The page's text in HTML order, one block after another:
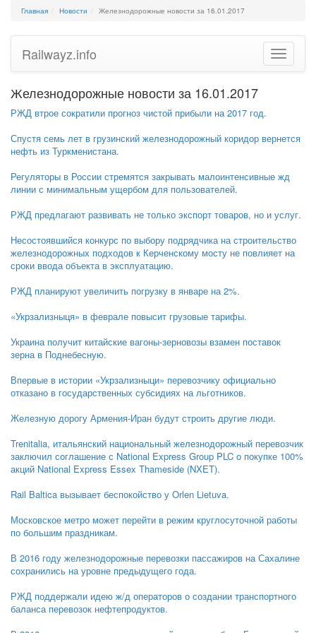
Главная Новости Железнодорожные новости за 16.01.2017
Toggle
Railwayz.info
Железнодорожные новости за 16.01.2017
РЖД втрое сократили прогноз чистой прибыли на 2017 год.
Спустя семь лет в грузинский железнодорожный коридор вернется
нефть из Туркменистана.
Регуляторы в России стремятся закрывать малоинтенсивные жд
линии с минимальным ущербом для пользователей.
РЖД предлагают развивать не только экспорт товаров, но и услуг.
Несостоявшийся конкурс по выбору подрядчика на строительство
железнодорожных подходов к Керченскому мосту не повлияет на
сроки ввода объекта в эксплуатацию.
РЖД планируют увеличить погрузку в январе на 2%.
«Укрзализныця» в феврале повысит грузовые тарифы.
Украина получит китайские вагоны-зерновозы взамен поставок
зерна в Поднебесную.
Впервые в истории «Укрзализныци» перевозчику официально
отказано в государственных субсидиях на льготников.
Железную дорогу Армения-Иран будут строить другие люди.
Trenitalia, итальянский национальный железнодорожный перевозчик
заключил соглашение с National Express Group PLC о покупке 100%
акций National Express Essex Thameside (NXET).
Rail Baltica вызывает беспокойство у Orlen Lietuva.
Московское метро может перейти в режим круглосуточной работы
по большим праздникам.
В 2016 году железнодорожные перевозки пассажиров на Сахалине
сохранились на уровне предыдущего года.
РЖД поддержали идею ж/д операторов о создании транспортного
баланса перевозок нефтепродуктов.